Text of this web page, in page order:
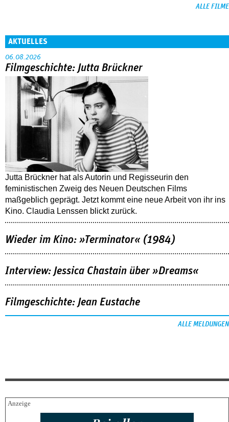
ALLE FILME
AKTUELLES
06.08.2026
Filmgeschichte: Jutta Brückner
Jutta Brückner hat als Autorin und Regisseurin den
feministischen Zweig des Neuen Deutschen Films
maßgeblich geprägt. Jetzt kommt eine neue Arbeit von ihr ins
Kino. Claudia Lenssen blickt zurück.
Wieder im Kino: »Terminator« (1984)
Interview: Jessica Chastain über »Dreams«
Filmgeschichte: Jean Eustache
ALLE MELDUNGEN